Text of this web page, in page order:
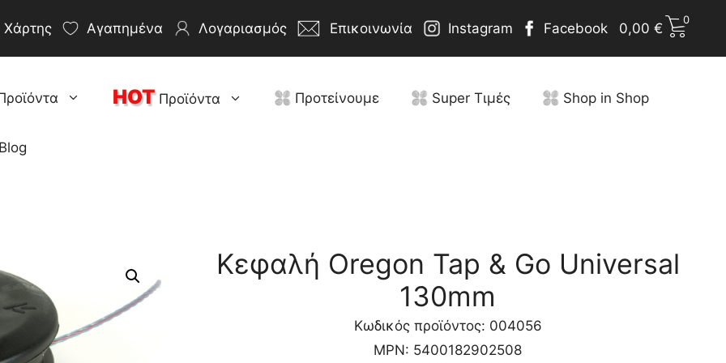
Χάρτης Αγαπημένα Λογαριασμός Επικοινωνία Instagram Facebook 0,00 €
0
HOTΠροϊόντα Προτείνουμε Super Τιμές Shop in Shop
Blog
Κεφαλή Oregon Tap & Go Universal
130mm
Κωδικός προϊόντος: 004056
MPN: 5400182902508